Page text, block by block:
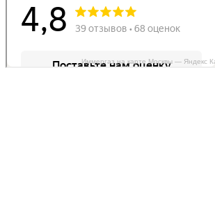
Иммергаз на карте Москвы — Яндекс